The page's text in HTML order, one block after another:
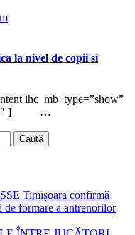
la nivel de copii si
ihc_mb_type=”show”
] …
Timișoara confirmă
de formare a antrenorilor